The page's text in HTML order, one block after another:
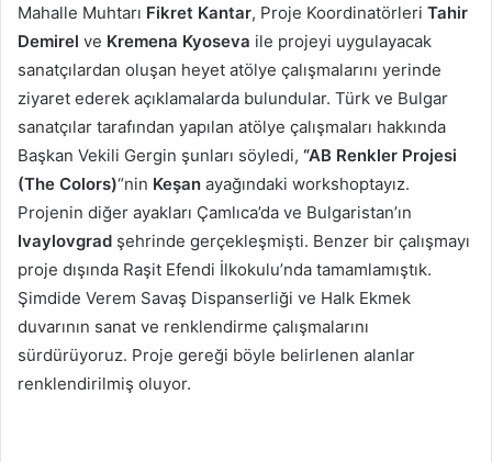
Mahalle Muhtarı Fikret Kantar, Proje Koordinatörleri Tahir
Demirel ve Kremena Kyoseva ile projeyi uygulayacak
sanatçılardan oluşan heyet atölye çalışmalarını yerinde
ziyaret ederek açıklamalarda bulundular. Türk ve Bulgar
sanatçılar tarafından yapılan atölye çalışmaları hakkında
Başkan Vekili Gergin şunları söyledi, “AB Renkler Projesi
(The Colors)“nin Keşan ayağındaki workshoptayız.
Projenin diğer ayakları Çamlıca’da ve Bulgaristan’ın
Ivaylovgrad şehrinde gerçekleşmişti. Benzer bir çalışmayı
proje dışında Raşit Efendi İlkokulu’nda tamamlamıştık.
Şimdide Verem Savaş Dispanserliği ve Halk Ekmek
duvarının sanat ve renklendirme çalışmalarını
sürdürüyoruz. Proje gereği böyle belirlenen alanlar
renklendirilmiş oluyor.